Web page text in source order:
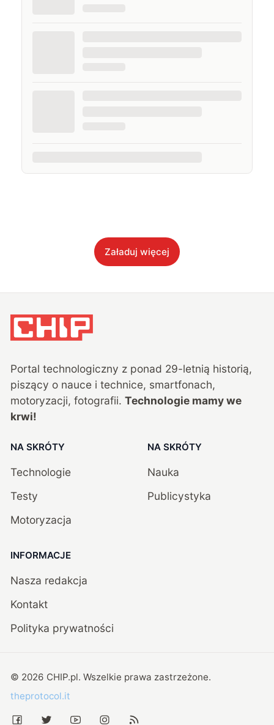
Załaduj więcej
Portal technologiczny z ponad 29-letnią historią,
piszący o nauce i technice, smartfonach,
motoryzacji, fotografii. Technologie mamy we
krwi!
NA SKRÓTY
Technologie
Testy
Motoryzacja
NA SKRÓTY
Nauka
Publicystyka
INFORMACJE
Nasza redakcja
Kontakt
Polityka prywatności
© 2026 CHIP.pl. Wszelkie prawa zastrzeżone.
theprotocol.it